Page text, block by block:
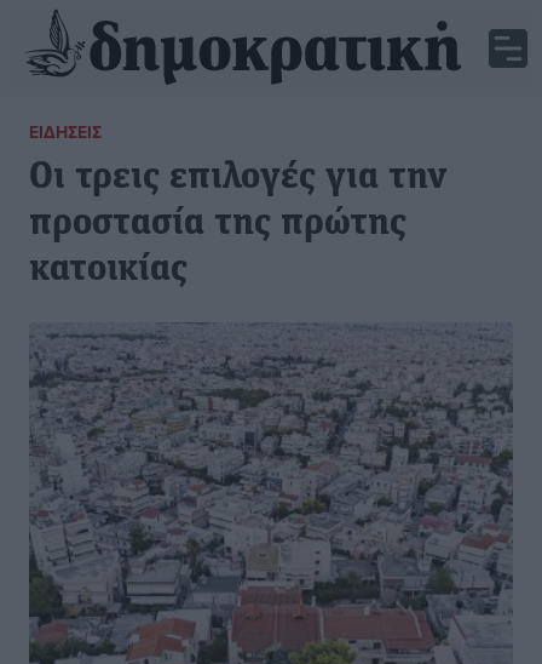
ΕΙΔΉΣΕΙΣ
Οι τρεις επιλογές για την
προστασία της πρώτης
κατοικίας